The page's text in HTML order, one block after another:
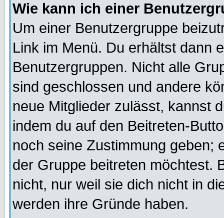
Wie kann ich einer
Um einer Benutzergruppe
Link im Menü. Du erhältst dann
Benutzergruppen. Nicht alle
sind geschlossen und andere
neue Mitglieder zulässt, kannst
indem du auf den Beitreten-
noch seine Zustimmung geben;
der Gruppe beitreten möchtest.
nicht, nur weil sie dich nicht in
werden ihre Gründe haben.